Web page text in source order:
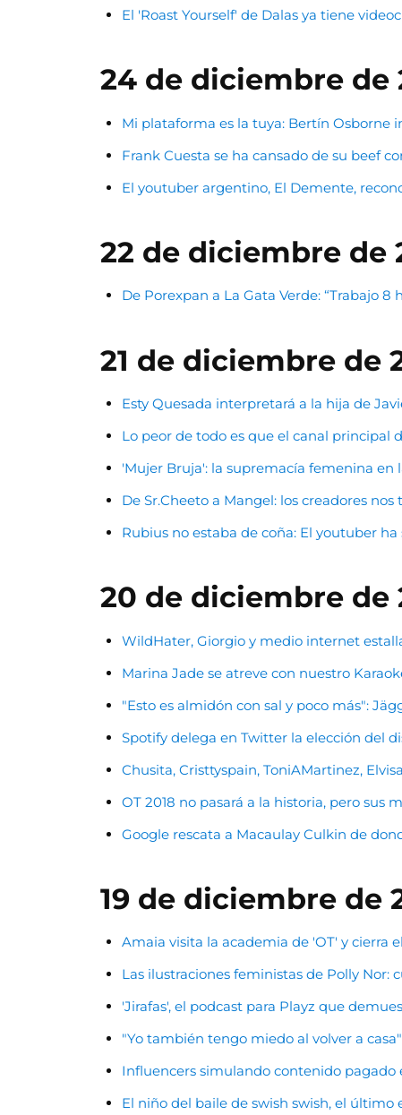
El 'Roast Yourself' de Dalas ya tiene
24 de diciembre de
Mi plataforma es la tuya: Bertín Osborne
Frank Cuesta se ha cansado de su beef
El youtuber argentino, El Demente,
22 de diciembre de
De Porexpan a La Gata Verde: “Trabajo
21 de diciembre de
Esty Quesada interpretará a la hija de
Lo peor de todo es que el canal
'Mujer Bruja': la supremacía femenina
De Sr.Cheeto a Mangel: los creadores
Rubius no estaba de coña: El youtuber
20 de diciembre de
WildHater, Giorgio y medio internet
Marina Jade se atreve con nuestro
"Esto es almidón con sal y poco más":
Spotify delega en Twitter la elección del
Chusita, Cristtyspain, ToniAMartinez,
OT 2018 no pasará a la historia, pero sus
Google rescata a Macaulay Culkin de
19 de diciembre de
Amaia visita la academia de 'OT' y cierra
Las ilustraciones feministas de Polly
'Jirafas', el podcast para Playz que
"Yo también tengo miedo al volver a
Influencers simulando contenido
El niño del baile de swish swish, el